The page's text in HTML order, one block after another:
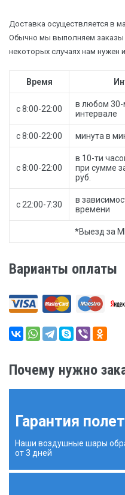
Доставка осуществляется в
Обычно мы выполняем заказы
некоторых случаях нам нужен
Время
с 8:00-22:00
в любом 30-
интервале
с 8:00-22:00 минута в
с 8:00-22:00
в 10-ти
при сумме
руб.
с 22:00-7:30
в
времени
*Выезд за
Варианты оплаты
Почему нужно
Гарантия
Наши воздушные шары
от 3 дней